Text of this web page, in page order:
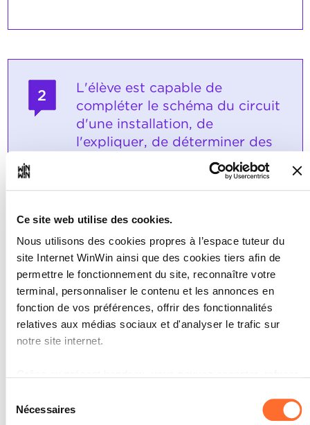
Ce site web utilise des cookies.
Nous utilisons des cookies propres à l’espace tuteur du
site Internet WinWin ainsi que des cookies tiers afin de
permettre le fonctionnement du site, reconnaître votre
terminal, personnaliser le contenu et les annonces en
fonction de vos préférences, offrir des fonctionnalités
relatives aux médias sociaux et d'analyser le trafic sur
notre site internet.
l’exception des cookies strictement nécessaires au
Nécessaires
2
L'élève est capable de
compléter le schéma du circuit
d'une installation, de
l'expliquer, de déterminer des
grandeurs physiques, de
monter le circuit en se référant
au schéma complet et de le
mettre en service.
Note maximale: 18
INDICATEURS
L'élève complète le schéma du circuit
en suivant les indications et en
L'élève effectue les calculs requis et il